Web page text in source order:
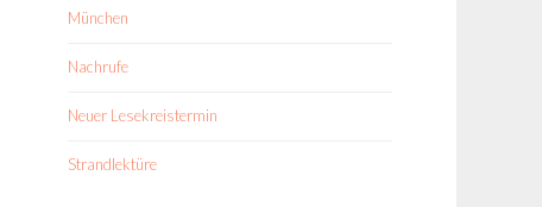
München
Nachrufe
Neuer Lesekreistermin
Strandlektüre